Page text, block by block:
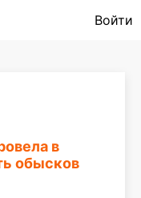
Войти
в
обысков